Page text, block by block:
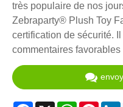
très populaire de nos
Zebraparty® Plush Toy
certification de sécurité.
commentaires favorables